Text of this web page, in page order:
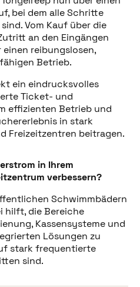
bei dem alle Schritte
Vom Kauf über die
an den Eingängen
reibungslosen,
Betrieb.
ein eindrucksvolles
Ticket- und
effizienten Betrieb und
in stark
Freizeitzentren beitragen.
in Ihrem
verbessern?
Schwimmbädern
hilft, die Bereiche
Kassensysteme und
Lösungen zu
stark frequentierte
sind.